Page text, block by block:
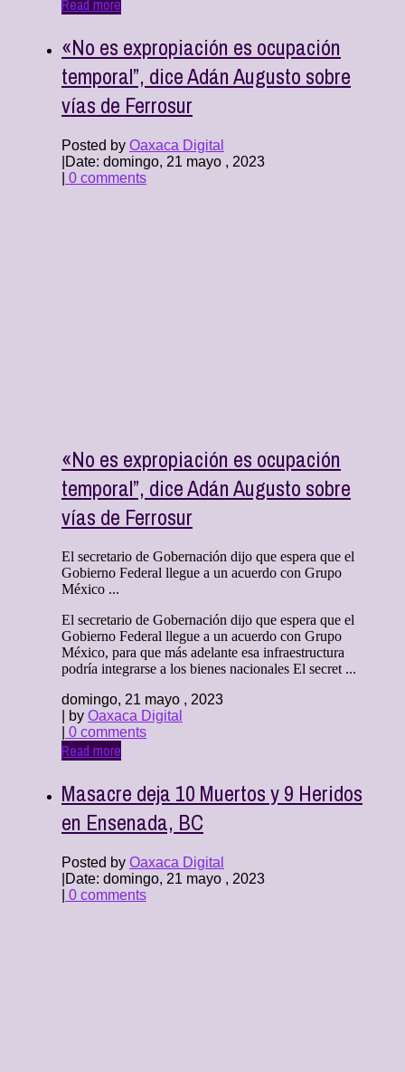
Read more
«No es expropiación es ocupación
temporal”, dice Adán Augusto sobre
vías de Ferrosur
Posted by Oaxaca Digital
Date: domingo, 21 mayo , 2023
0 comments
«No es expropiación es ocupación
temporal”, dice Adán Augusto sobre
vías de Ferrosur
El secretario de Gobernación dijo que espera que el
Gobierno Federal llegue a un acuerdo con Grupo
México ...
El secretario de Gobernación dijo que espera que el
Gobierno Federal llegue a un acuerdo con Grupo
México, para que más adelante esa infraestructura
podría integrarse a los bienes nacionales El secret ...
domingo, 21 mayo , 2023
| by Oaxaca Digital
0 comments
Read more
Masacre deja 10 Muertos y 9 Heridos
en Ensenada, BC
Posted by Oaxaca Digital
Date: domingo, 21 mayo , 2023
0 comments